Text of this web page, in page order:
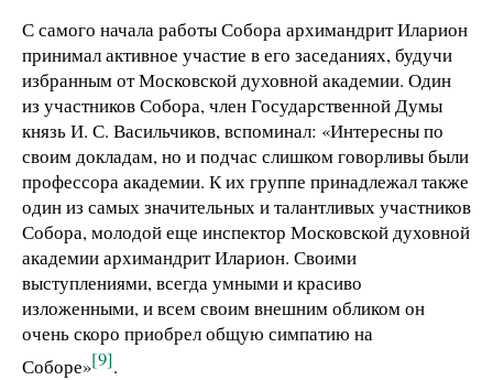
С самого начала работы Собора архимандрит Иларион
принимал активное участие в его заседаниях, будучи
избранным от Московской духовной академии. Один
из участников Собора, член Государственной Думы
князь И. С. Васильчиков, вспоминал: «Интересны по
своим докладам, но и подчас слишком говорливы были
профессора академии. К их группе принадлежал также
один из самых значительных и талантливых участников
Собора, молодой еще инспектор Московской духовной
академии архимандрит Иларион. Своими
выступлениями, всегда умными и красиво
изложенными, и всем своим внешним обликом он
очень скоро приобрел общую симпатию на
Соборе»[9].